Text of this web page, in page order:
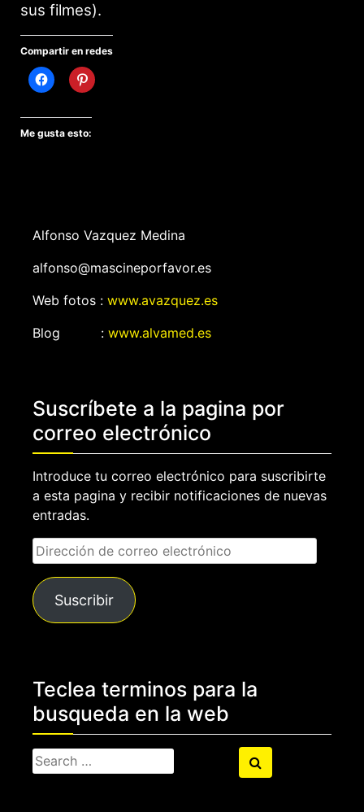
sus filmes).
Compartir en redes
Me gusta esto:
Alfonso Vazquez Medina
alfonso@mascineporfavor.es
Web fotos : www.avazquez.es
Blog : www.alvamed.es
Suscríbete a la pagina por
correo electrónico
Introduce tu correo electrónico para suscribirte
a esta pagina y recibir notificaciones de nuevas
entradas.
Dirección
de
correo
electrónico
Suscribir
Teclea terminos para la
busqueda en la web
Search
for:
Search